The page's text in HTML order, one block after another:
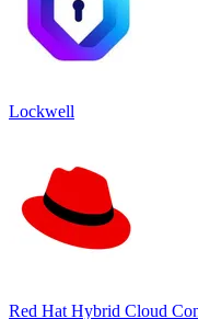
Lockwell
Red Hat Hybrid Cloud